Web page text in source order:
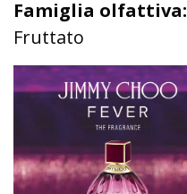
Famiglia olfattiva:
Fruttato